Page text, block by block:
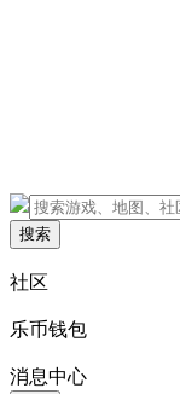
搜索
社区
乐币钱包
消息中心